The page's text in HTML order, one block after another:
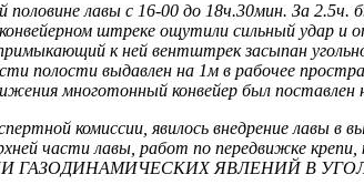
половине лавы с 16-00 до 18ч.30мин. За
штреке ощутили сильный удар
к ней вентштрек засыпан
полости выдавлен на 1м в рабочее
многотонный конвейер был
комиссии, явилось внедрение лавы в
части лавы, работ по передвижке
ГАЗОДИНАМИЧЕСКИХ ЯВЛЕНИЙ В